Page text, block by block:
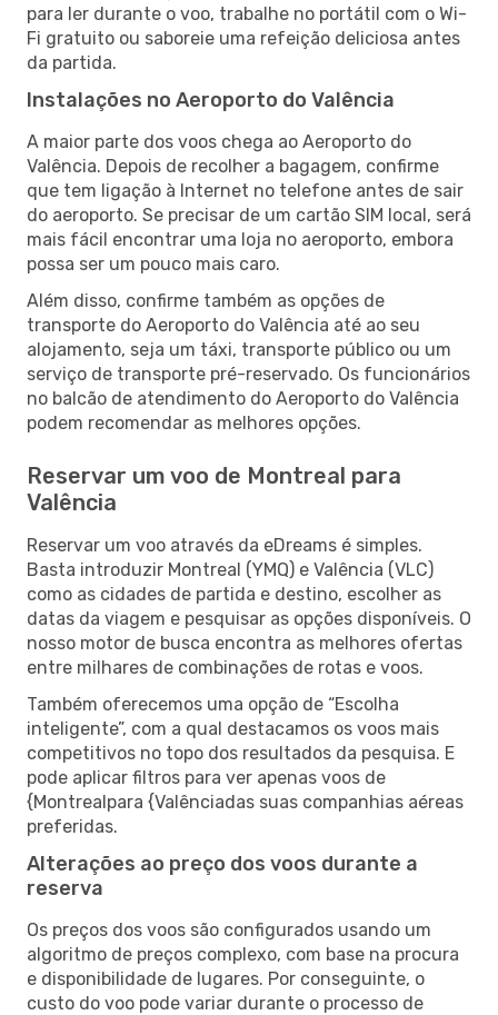
para ler durante o voo, trabalhe no portátil com o Wi-
Fi gratuito ou saboreie uma refeição deliciosa antes
da partida.
Instalações no Aeroporto do Valência
A maior parte dos voos chega ao Aeroporto do
Valência. Depois de recolher a bagagem, confirme
que tem ligação à Internet no telefone antes de sair
do aeroporto. Se precisar de um cartão SIM local, será
mais fácil encontrar uma loja no aeroporto, embora
possa ser um pouco mais caro.
Além disso, confirme também as opções de
transporte do Aeroporto do Valência até ao seu
alojamento, seja um táxi, transporte público ou um
serviço de transporte pré-reservado. Os funcionários
no balcão de atendimento do Aeroporto do Valência
podem recomendar as melhores opções.
Reservar um voo de Montreal para
Valência
Reservar um voo através da eDreams é simples.
Basta introduzir Montreal (YMQ) e Valência (VLC)
como as cidades de partida e destino, escolher as
datas da viagem e pesquisar as opções disponíveis. O
nosso motor de busca encontra as melhores ofertas
entre milhares de combinações de rotas e voos.
Também oferecemos uma opção de “Escolha
inteligente”, com a qual destacamos os voos mais
competitivos no topo dos resultados da pesquisa. E
pode aplicar filtros para ver apenas voos de
{Montrealpara {Valênciadas suas companhias aéreas
preferidas.
Alterações ao preço dos voos durante a
reserva
Os preços dos voos são configurados usando um
algoritmo de preços complexo, com base na procura
e disponibilidade de lugares. Por conseguinte, o
custo do voo pode variar durante o processo de